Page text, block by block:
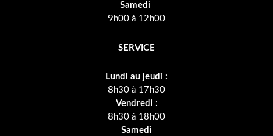
Samedi
9h00 à 12h00
SERVICE
Lundi au jeudi :
8h30 à 17h30
Vendredi :
8h30 à 18h00
Samedi